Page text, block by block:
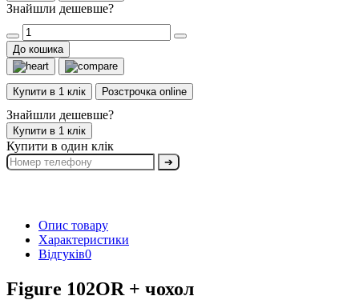
Знайшли дешевше?
До кошика
Купити в 1 клік Розстрочка online
Знайшли дешевше?
Купити в 1 клік
Купити в один клік
➔
Опис товару
Характеристики
Відгуків0
Figure 102OR + чохол